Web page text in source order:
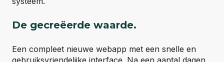
De gecreëerde waarde.
Een compleet nieuwe webapp met een snelle en
gebruiksvriendelijke interface. Na een aantal dagen